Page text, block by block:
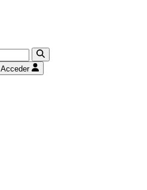
Acceder